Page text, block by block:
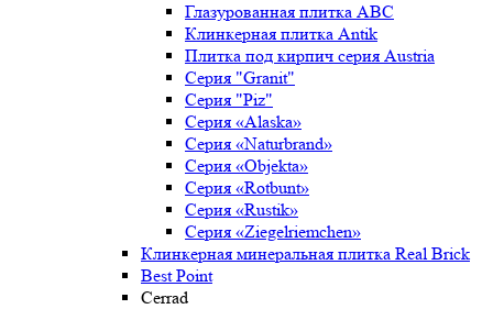
Глазурованная плитка ABC
Клинкерная плитка Antik
Плитка под кирпич серия Austria
Серия "Granit"
Серия "Piz"
Серия «Alaska»
Серия «Naturbrand»
Серия «Objekta»
Серия «Rotbunt»
Серия «Rustik»
Серия «Ziegelriemchen»
Клинкерная минеральная плитка Real Brick
Best Point
Cerrad